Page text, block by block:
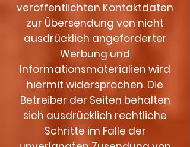
veröffentlichten Kontaktdaten
zur Übersendung von nicht
ausdrücklich angeforderter
Werbung und
Informationsmaterialien wird
hiermit widersprochen. Die
Betreiber der Seiten behalten
sich ausdrücklich rechtliche
Schritte im Falle der